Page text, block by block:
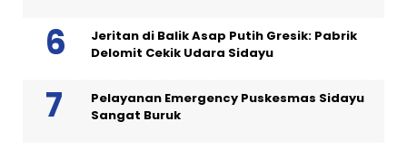
Jeritan di Balik Asap Putih Gresik: Pabrik
Delomit Cekik Udara Sidayu
Pelayanan Emergency Puskesmas Sidayu
Sangat Buruk